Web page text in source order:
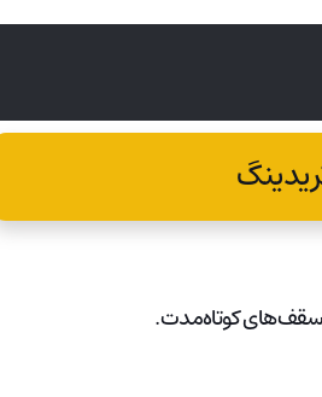
کوتاه‌مدت.